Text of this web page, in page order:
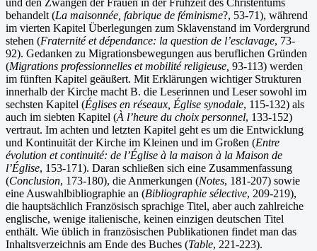
und den Zwängen der Frauen in der Frühzeit des Christentums
behandelt (La maisonnée, fabrique de féminisme?, 53-71), während
im vierten Kapitel Überlegungen zum Sklavenstand im Vordergrund
stehen (Fraternité et dépendance: la question de l’esclavage, 73-
92). Gedanken zu Migrationsbewegungen aus beruflichen Gründen
(Migrations professionnelles et mobilité religieuse, 93-113) werden
im fünften Kapitel geäußert. Mit Erklärungen wichtiger Strukturen
innerhalb der Kirche macht B. die Leserinnen und Leser sowohl im
sechsten Kapitel (Églises en réseaux, Église synodale, 115-132) als
auch im siebten Kapitel (À l’heure du choix personnel, 133-152)
vertraut. Im achten und letzten Kapitel geht es um die Entwicklung
und Kontinuität der Kirche im Kleinen und im Großen (Entre
évolution et continuité: de l’Église à la maison à la Maison de
l’Église, 153-171). Daran schließen sich eine Zusammenfassung
(Conclusion, 173-180), die Anmerkungen (Notes, 181-207) sowie
eine Auswahlbibliographie an (Bibliographie sélective, 209-219),
die hauptsächlich Französisch sprachige Titel, aber auch zahlreiche
englische, wenige italienische, keinen einzigen deutschen Titel
enthält. Wie üblich in französischen Publikationen findet man das
Inhaltsverzeichnis am Ende des Buches (Table, 221-223).